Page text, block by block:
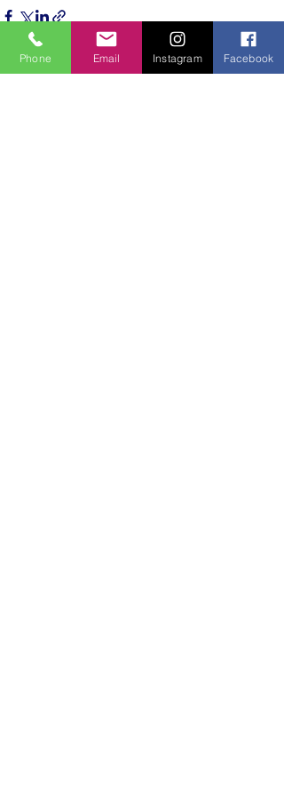
Phone Email Instagram Facebook